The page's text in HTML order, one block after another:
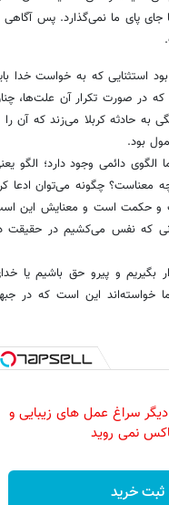
جای پای ما نمی‌گذارد. پس آگاهی
استثنایی که به خواست خدا
در صورت تکرار آن علت‌ها،
به حادثه کربلا می‌زند که آن را
بود.
دائمی وجود دارد؛ الگو
معناست؟ چگونه می‌توان ادعا
و حکمت است و معنایش این
که نفس می‌کشیم در حقیقت
و پیرو حق باشیم یا
خواسته‌اند این است که در
دیگر سراغ عمل های زیبایی و
نمی روید
ثبت خرید